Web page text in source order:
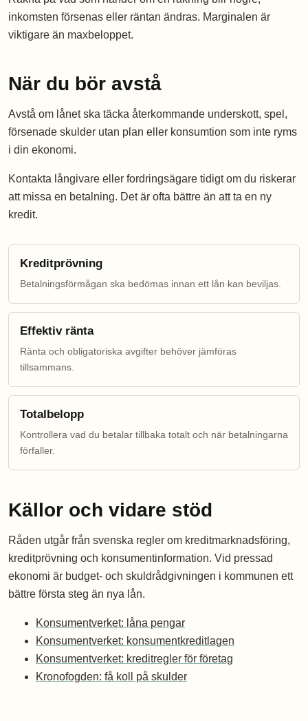
inkomsten försenas eller räntan ändras. Marginalen är
viktigare än maxbeloppet.
När du bör avstå
Avstå om lånet ska täcka återkommande underskott, spel,
försenade skulder utan plan eller konsumtion som inte ryms
i din ekonomi.
Kontakta långivare eller fordringsägare tidigt om du riskerar
att missa en betalning. Det är ofta bättre än att ta en ny
kredit.
Kreditprövning
Betalningsförmågan ska bedömas innan ett lån kan beviljas.
Effektiv ränta
Ränta och obligatoriska avgifter behöver jämföras
tillsammans.
Totalbelopp
Kontrollera vad du betalar tillbaka totalt och när betalningarna
förfaller.
Källor och vidare stöd
Råden utgår från svenska regler om kreditmarknadsföring,
kreditprövning och konsumentinformation. Vid pressad
ekonomi är budget- och skuldrådgivningen i kommunen ett
bättre första steg än nya lån.
Konsumentverket: låna pengar
Konsumentverket: konsumentkreditlagen
Konsumentverket: kreditregler för företag
Kronofogden: få koll på skulder